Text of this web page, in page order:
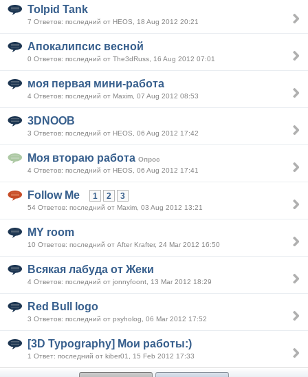
Tolpid Tank
7 Ответов: последний от HEOS, 18 Aug 2012 20:21
Апокалипсис весной
0 Ответов: последний от The3dRuss, 16 Aug 2012 07:01
моя первая мини-работа
4 Ответов: последний от Maxim, 07 Aug 2012 08:53
3DNOOB
3 Ответов: последний от HEOS, 06 Aug 2012 17:42
Моя втораю работа Опрос
4 Ответов: последний от HEOS, 06 Aug 2012 17:41
Follow Me 1 2 3
54 Ответов: последний от Maxim, 03 Aug 2012 13:21
MY room
10 Ответов: последний от After Krafter, 24 Mar 2012 16:50
Всякая лабуда от Жеки
4 Ответов: последний от jonnyfoont, 13 Mar 2012 18:29
Red Bull logo
3 Ответов: последний от psyholog, 06 Mar 2012 17:52
[3D Typography] Мои работы:)
1 Ответ: последний от kiber01, 15 Feb 2012 17:33